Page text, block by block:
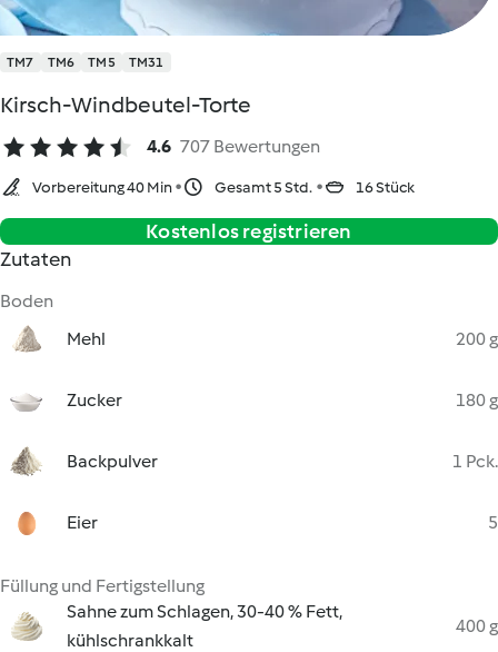
TM7 TM6 TM5 TM31
Kirsch-Windbeutel-Torte
4.6 707 Bewertungen
Vorbereitung 40 Min Gesamt 5 Std. 16 Stück
Kostenlos registrieren
Zutaten
Boden
Mehl
200 g
Zucker 180 g
Backpulver 1 Pck.
Eier 5
Füllung und Fertigstellung
Sahne zum Schlagen, 30-40 % Fett,
kühlschrankkalt
400 g